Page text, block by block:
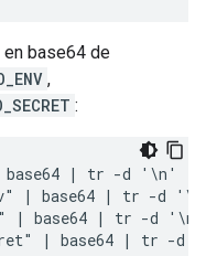
base64 de
,
:
base64 | tr -d '\n'
| base64 | tr -d
| base64 | tr -d '\n'
| base64 | tr -d